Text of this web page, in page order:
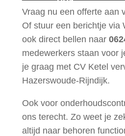
Vraag nu een offerte aan
Of stuur een berichtje via
ook direct bellen naar
medewerkers staan voor
je graag met CV Ketel
Hazerswoude-Rijndijk.
Ook voor
ons terecht. Zo weet je
altijd naar behoren